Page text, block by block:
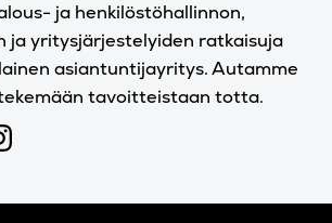
ja henkilöstöhallinnon,
ja yritysjärjestelyiden ratkaisuja
asiantuntijayritys. Autamme
tavoitteistaan totta.